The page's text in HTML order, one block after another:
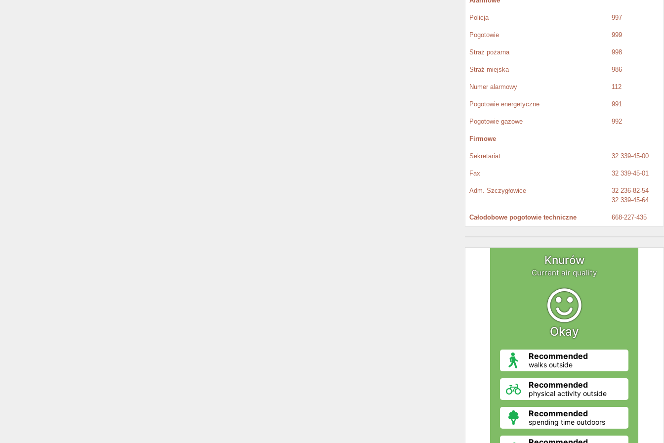
Policja 997
Pogotowie 999
Straż pożarna 998
Straż miejska 986
Numer alarmowy 112
Pogotowie energetyczne 991
Pogotowie gazowe 992
Firmowe
Sekretariat 32 339-45-00
Fax 32 339-45-01
Adm. Szczygłowice
32 236-82-54
32 339-45-64
Całodobowe pogotowie techniczne 668-227-435